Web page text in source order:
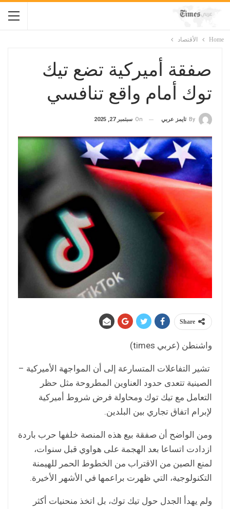
Home الأقتصاد
صفقة أميركية تضع تيك
توك أمام واقع تنافسي
By تايمز عربي On سبتمبر 27, 2025
Share
واشنطن (عربي times)
تشير التفاعلات المتسارعة إلى أن المواجهة الأميركية –
الصينية تتعدى حدود العناوين المطروحة مثل حظر
التعامل مع تيك توك ومحاولة فرض شروط أميركية
لإبرام اتفاق تجاري بين البلدين.
ومن الواضح أن صفقة بيع هذه المنصة خلفها حرب باردة
ازدادت اتساعا بعد الهجمة على هواوي قبل سنوات،
لمنع الصين من الاقتراب من الخطوط الحمر للهيمنة
التكنولوجية، التي ظهرت براعمها في الأشهر الأخيرة.
ولم يهدأ الجدل حول تيك توك، بل اتخذ منحنيات أكثر